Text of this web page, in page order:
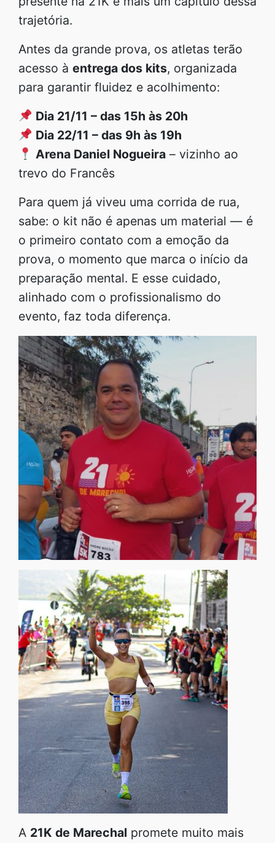
trajetória.
Antes da grande prova, os atletas terão
acesso à entrega dos kits, organizada
para garantir fluidez e acolhimento:
Dia 21/11 – das 15h às 20h
Dia 22/11 – das 9h às 19h
Arena Daniel Nogueira – vizinho ao
trevo do Francês
Para quem já viveu uma corrida de rua,
sabe: o kit não é apenas um material — é
o primeiro contato com a emoção da
prova, o momento que marca o início da
preparação mental. E esse cuidado,
alinhado com o profissionalismo do
evento, faz toda diferença.
A 21K de Marechal promete muito mais